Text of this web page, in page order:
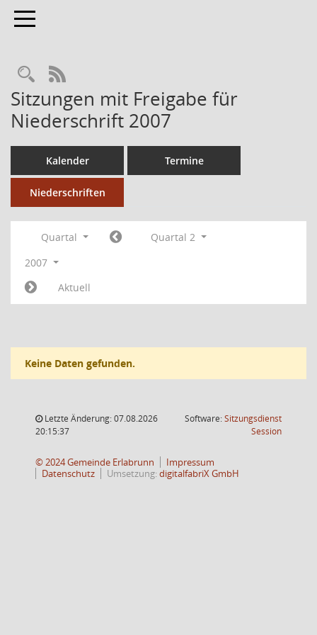
Toggle navigation
RSS-Feed
Sitzungen mit Freigabe für
Niederschrift 2007
Kalender Termine
Niederschriften
Quartal
Quartal 2
2007
Aktuell
Keine Daten gefunden.
Letzte Änderung: 07.08.2026
20:15:37
Software:Sitzungsdienst
Session(Wird in
© 2024 Gemeinde Erlabrunn
Impressum
Datenschutz
Umsetzung:digitalfabriX GmbH